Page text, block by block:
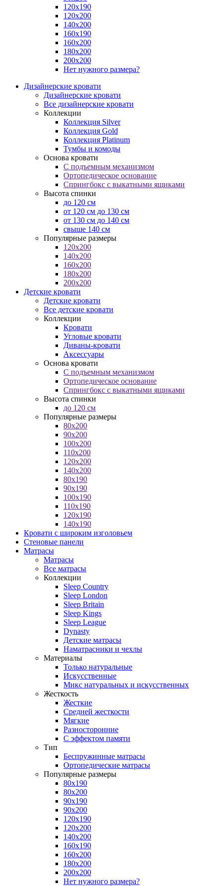
120х190
120х200
140х200
160х190
160х200
180х200
200х200
Нет нужного размера?
Дизайнерские кровати
Дизайнерские кровати
Все дизайнерские кровати
Коллекции
Коллекция Silver
Коллекция Gold
Коллекция Platinum
Тумбы и комоды
Основа кровати
С подъемным механизмом
Ортопедическое основание
Спрингбокс с выкатными ящиками
Высота спинки
до 120 см
от 120 см до 130 см
от 130 см до 140 см
свыше 140 см
Популярные размеры
120x200
140x200
160x200
180x200
200x200
Детские кровати
Детские кровати
Все детские кровати
Коллекции
Кровати
Угловые кровати
Диваны-кровати
Аксессуары
Основа кровати
С подъемным механизмом
Ортопедическое основание
Спрингбокс с выкатными ящиками
Высота спинки
до 120 см
Популярные размеры
80x200
90x200
100x200
110x200
120x200
140x200
80x190
90x190
100x190
110x190
120x190
140x190
Кровати с широким изголовьем
Стеновые панели
Матрасы
Матрасы
Все матрасы
Коллекции
Sleep Country
Sleep London
Sleep Britain
Sleep Kings
Sleep League
Dynasty
Детские матрасы
Наматрасники и чехлы
Материалы
Только натуральные
Искусственные
Микс натуральных и искусственных
Жесткость
Жесткие
Средней жесткости
Мягкие
Разносторонние
С эффектом памяти
Тип
Беспружинные матрасы
Ортопедические матрасы
Популярные размеры
80х190
80х200
90х190
90х200
120х190
120х200
140х200
160х190
160х200
180х200
200х200
Нет нужного размера?